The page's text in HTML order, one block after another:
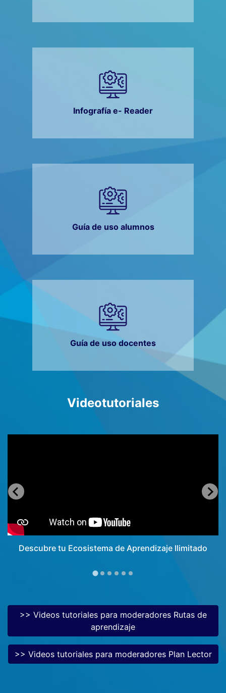
Infografía e- Reader
Guía de uso alumnos
Guía de uso docentes
Videotutoriales
Descubre tu Ecosistema de Aprendizaje Ilimitado
>> Videos tutoriales para moderadores Rutas de
aprendizaje
>> Videos tutoriales para moderadores Plan Lector